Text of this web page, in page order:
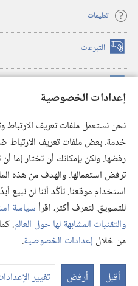
إعدادات الخصوصية
نحن نستعمل ملفات تعريف
خدمة. بعض ملفات تعريف الارتباط
رفضها. ولكن بإمكانك أن تختار إما
ترفض استعمالها. والهدف من هذه
استخدام موقعنا. تأكَّد أننا لن نبيع
للتسويق. لتعرف أكثر، اقرأسياسة
والتقنيات المشابهة لها حول العالم.
من خلال إعدادات الخصوصية.
أقبل أرفض تغيير
تعليمات
التبرعات (يفتح
نافذة
(يفتح
نافذة
(يفتح
نافذة
جديدة) تطبيق ®
JW Library
مكتبة برج المراقبة
and Tract Society of Pennsylvania